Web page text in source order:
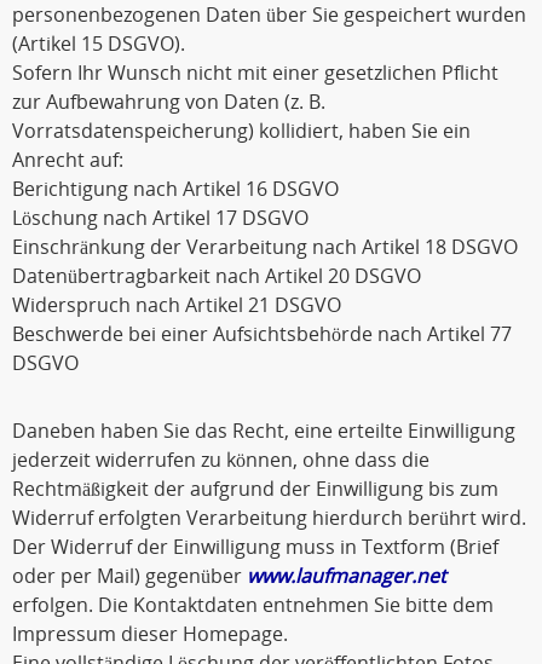
personenbezogenen Daten über Sie gespeichert wurden
(Artikel 15 DSGVO).
Sofern Ihr Wunsch nicht mit einer gesetzlichen Pflicht
zur Aufbewahrung von Daten (z. B.
Vorratsdatenspeicherung) kollidiert, haben Sie ein
Anrecht auf:
Berichtigung nach Artikel 16 DSGVO
Löschung nach Artikel 17 DSGVO
Einschränkung der Verarbeitung nach Artikel 18 DSGVO
Datenübertragbarkeit nach Artikel 20 DSGVO
Widerspruch nach Artikel 21 DSGVO
Beschwerde bei einer Aufsichtsbehörde nach Artikel 77
DSGVO
Daneben haben Sie das Recht, eine erteilte Einwilligung
jederzeit widerrufen zu können, ohne dass die
Rechtmäßigkeit der aufgrund der Einwilligung bis zum
Widerruf erfolgten Verarbeitung hierdurch berührt wird.
Der Widerruf der Einwilligung muss in Textform (Brief
oder per Mail) gegenüber www.laufmanager.net
erfolgen. Die Kontaktdaten entnehmen Sie bitte dem
Impressum dieser Homepage.